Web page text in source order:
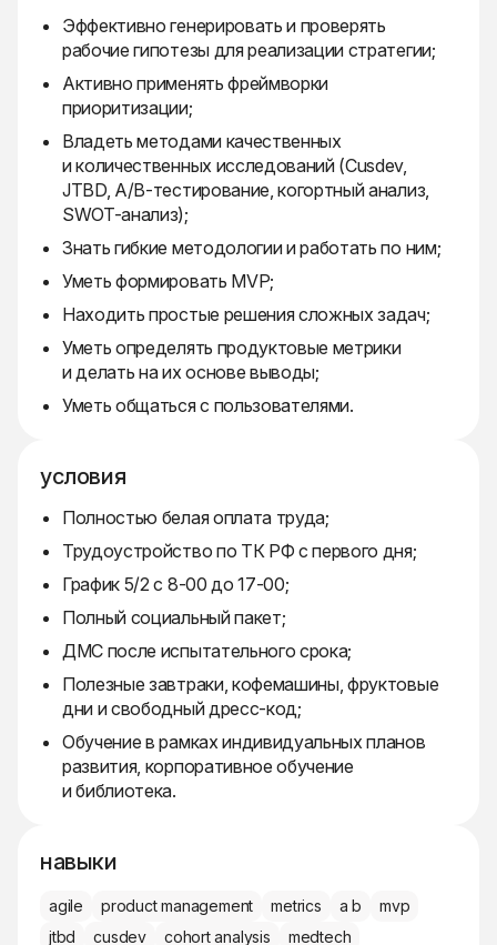
Эффективно генерировать и проверять
рабочие гипотезы для реализации стратегии;
Активно применять фреймворки
приоритизации;
Владеть методами качественных
и количественных исследований (Cusdev,
JTBD, A/B-тестирование, когортный анализ,
SWOT-анализ);
Знать гибкие методологии и работать по ним;
Уметь формировать MVP;
Находить простые решения сложных задач;
Уметь определять продуктовые метрики
и делать на их основе выводы;
Уметь общаться с пользователями.
условия
Полностью белая оплата труда;
Трудоустройство по ТК РФ с первого дня;
График 5/2 с 8-00 до 17-00;
Полный социальный пакет;
ДМС после испытательного срока;
Полезные завтраки, кофемашины, фруктовые
дни и свободный дресс-код;
Обучение в рамках индивидуальных планов
развития, корпоративное обучение
и библиотека.
навыки
agile product management metrics a b
mvp
jtbd
cusdev cohort analysis medtech